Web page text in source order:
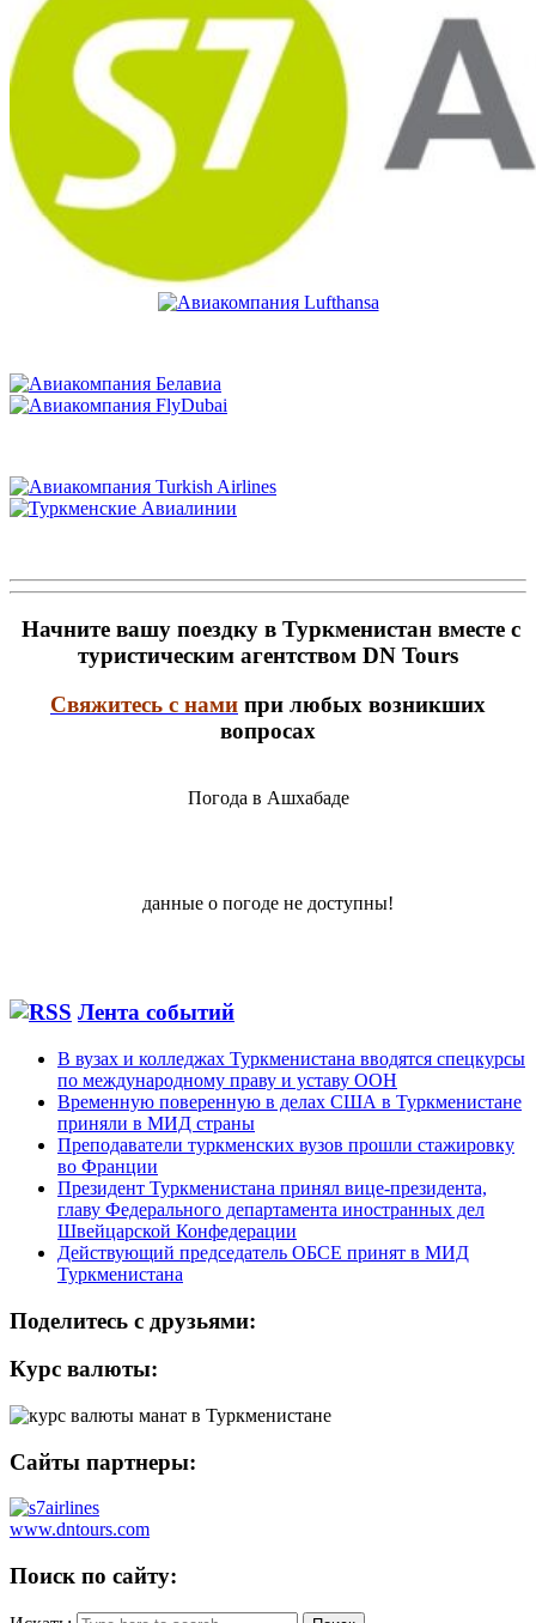
Начните вашу поездку в Туркменистан вместе с
туристическим агентством DN Tours
Свяжитесь с нами при любых возникших
вопросах
Погода в Ашхабаде
данные о погоде не доступны!
Лента событий
В вузах и колледжах Туркменистана вводятся спецкурсы
по международному праву и уставу ООН
Временную поверенную в делах США в Туркменистане
приняли в МИД страны
Преподаватели туркменских вузов прошли стажировку
во Франции
Президент Туркменистана принял вице-президента,
главу Федерального департамента иностранных дел
Швейцарской Конфедерации
Действующий председатель ОБСЕ принят в МИД
Туркменистана
Поделитесь с друзьями:
Курс валюты:
Сайты партнеры:
www.dntours.com
Поиск по сайту: